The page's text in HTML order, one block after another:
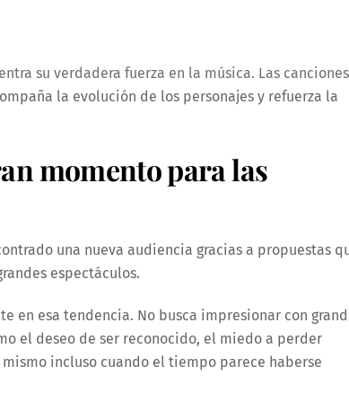
su verdadera fuerza en la música. Las canciones
la evolución de los personajes y refuerza la
momento para las
una nueva audiencia gracias a propuestas
espectáculos.
en esa tendencia. No busca impresionar con
el deseo de ser reconocido, el miedo a perder
incluso cuando el tiempo parece haberse